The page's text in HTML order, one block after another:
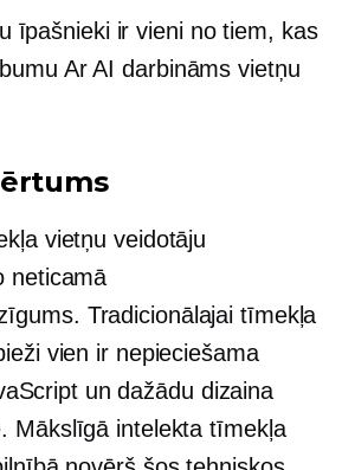
īpašnieki ir vieni no tiem, kas
Ar AI darbināms vietņu
vietņu veidotāju
neticamā
Tradicionālajai tīmekļa
vien ir nepieciešama
un dažādu dizaina
Mākslīgā intelekta tīmekļa